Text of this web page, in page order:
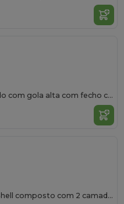
ESCOCIA Oleado com gola alta com fecho completo
NEVADA Soft Shell composto com 2 camadas